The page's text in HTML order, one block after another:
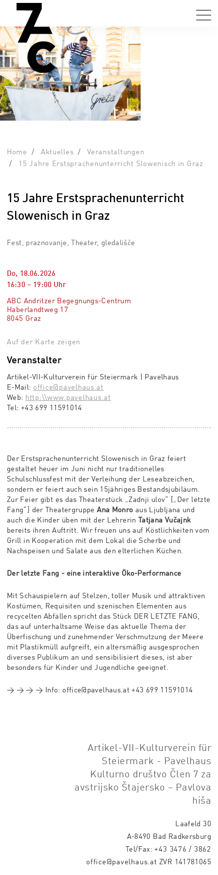
Home Aktuelles
Veranstaltungen
15 Jahre Erstsprachenunterricht Slowenisch in Graz
15 Jahre Erstsprachenunterricht
Slowenisch in Graz
Fest, praznovanje, Theater, gledališče
Do, 18.06.2026
16:30 – 19:00 Uhr
ABC Andritzer Begegnungs-Centrum
Haberlandtweg 17
8045 Graz
Auf der Karte zeigen
Veranstalter
Artikel-VII-Kulturverein für Steiermark | Pavelhaus
E-Mail: office@pavelhaus.at
Web: http:\\www.pavelhaus.at
Tel: +43 699 11591014
Der Erstsprachenunterricht Slowenisch in Graz feiert
gestaltet heuer im Juni nicht nur traditionelles
Schulschlussfest mit der Verleihung der Leseabzeichen,
sondern er feiert auch sein 15jähriges Bestandsjubiläum.
Zur Feier gibt es das Theaterstück „Zadnji ulov“ [„Der letzte
Fang“] der TheatergruppeAna Monro aus Ljubljana und
auch die Kinder üben mit der Lehrerin Tatjana Vučajnk
bereits ihren Auftritt. Wir freuen uns auf Köstlichkeiten vom
Grill in Kooperation mit dem Lokal die Scherbe und
Nachspeisen und Salate aus den elterlichen Küchen.
Der letzte Fang - eine interaktive Öko-Performance
Mit Schauspielern auf Stelzen, toller Musik und attraktiven
Kostümen, Requisiten und szenischen Elementen aus
recycelten Abfällen spricht das Stück DER LETZTE FANG,
das auf unterhaltsame Weise das aktuelle Thema der
Überfischung und zunehmender Verschmutzung der Meere
mit Plastikmüll aufgreift, ein altersmäßig ausgesprochen
diverses Publikum an und sensibilisiert dieses, ist aber
besonders für Kinder und Jugendliche geeignet.
→ → → → Info: office@pavelhaus.at +43 699 11591014
Artikel-VII-Kulturverein für
Steiermark - Pavelhaus
Kulturno društvo Člen 7 za
avstrijsko Štajersko – Pavlova
hiša
Laafeld 30
A-8490 Bad Radkersburg
Tel/Fax:+43 3476 / 3862
office@pavelhaus.at ZVR 141781065